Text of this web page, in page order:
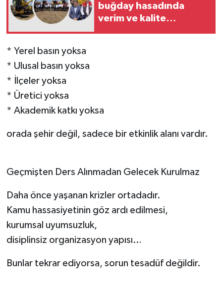
buğday hasadında
verim ve kalite
* Yerel basın yoksa
* Ulusal basın yoksa
* İlçeler yoksa
* Üretici yoksa
* Akademik katkı yoksa
orada şehir değil, sadece bir etkinlik alanı vardır.
Geçmişten Ders Alınmadan Gelecek Kurulmaz
Daha önce yaşanan krizler ortadadır.
Kamu hassasiyetinin göz ardı edilmesi,
kurumsal uyumsuzluk,
disiplinsiz organizasyon yapısı…
Bunlar tekrar ediyorsa, sorun tesadüf değildir.